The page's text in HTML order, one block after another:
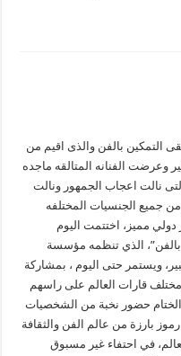
التمكين بالفن والذى اقيم من
الكبير وعرضت الفنانه المتالقه ماجده
نالت اعجاب الجمهور ونالت
جميع الجنسيات المختلفه
مميز، اختتمت اليوم
بالفن”، الذي تنظمه مؤسسة
ويستمر حتى اليوم ، بمشاركة
من أكثر من ٣٥ دولة من مختلف قارات العالم على راسهم
الختام حضور نخبة من الشخصيات
بارزة من عالم الفن والثقافة
في احتفاء غير مسبوق